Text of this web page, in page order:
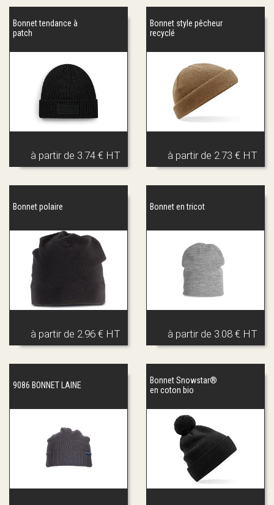
Bonnet tendance à
patch
à partir de 3.74 € HT
Bonnet style pêcheur
recyclé
à partir de 2.73 € HT
Bonnet polaire
à partir de 2.96 € HT
Bonnet en tricot
à partir de 3.08 € HT
9086 BONNET LAINE
Bonnet Snowstar®
en coton bio